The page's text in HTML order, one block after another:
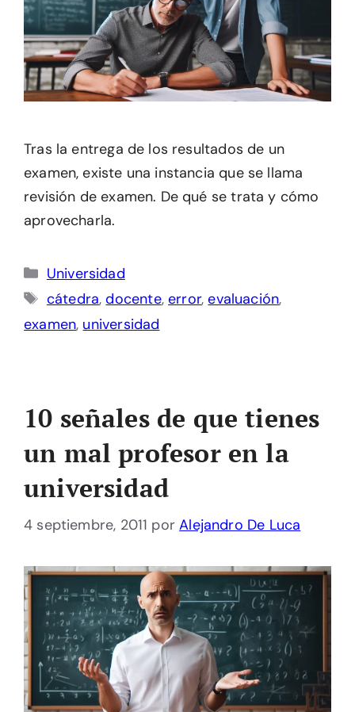
Tras la entrega de los resultados de un
examen, existe una instancia que se llama
revisión de examen. De qué se trata y cómo
aprovecharla.
Categorías
Universidad
Etiquetas
cátedra,docente,error,evaluación,
examen, universidad
10 señales de que tienes
un mal profesor en la
universidad
4 septiembre, 2011 porAlejandro De Luca